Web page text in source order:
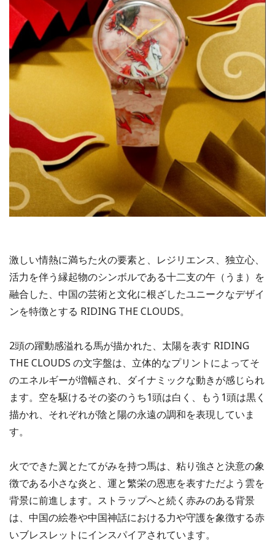
激しい情熱に満ちた火の要素と、レジリエンス、独立心、
活力を伴う縁起物のシンボルである十二支の午（うま）を
融合した、中国の芸術と文化に根ざしたユニークなデザイ
ンを特徴とする RIDING THE CLOUDS。
2頭の躍動感溢れる馬が描かれた、太陽を表す RIDING
THE CLOUDS の文字盤は、立体的なプリントによってそ
のエネルギーが増幅され、ダイナミックな動きが感じられ
ます。空を駆けるその姿のうち1頭は白く、もう1頭は黒く
描かれ、それぞれが陰と陽の永遠の調和を表現していま
す。
火でできた翼とたてがみを持つ馬は、粘り強さと決意の象
徴である小さな炎と、運と繁栄の恩恵を表すただよう雲を
背景に前進します。ストラップへと続く赤みのある背景
は、中国の絵巻や中国神話における力や守護を象徴する赤
いブレスレットにインスパイアされています。